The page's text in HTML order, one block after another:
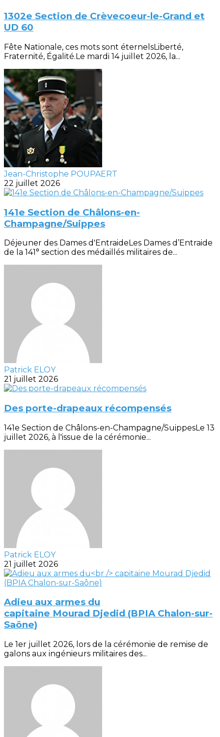
1302e Section de Crèvecoeur-le-Grand et
UD 60
Fête Nationale, ces mots sont éternelsLiberté,
Fraternité, Égalité.Le mardi 14 juillet 2026, la...
Jean-Christophe POUPAERT
22 juillet 2026
141e Section de Châlons-en-
Champagne/Suippes
Déjeuner des Dames d'EntraideLes Dames d’Entraide
de la 141° section des médaillés militaires de...
Patrick ELOY
21 juillet 2026
Des porte-drapeaux récompensés
141e Section de Châlons-en-Champagne/SuippesLe 13
juillet 2026, à l'issue de la cérémonie...
Patrick ELOY
21 juillet 2026
Adieu aux armes du
capitaine Mourad Djedid (BPIA Chalon-sur-
Saône)
Le 1er juillet 2026, lors de la cérémonie de remise de
galons aux ingénieurs militaires des...